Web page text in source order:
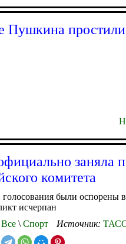
Пушкина
заняла
комитета
голосования были оспорены
исчерпан
Все \ Спорт Источник: